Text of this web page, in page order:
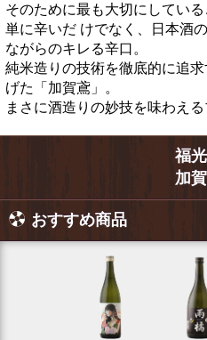
そのために最も大切にしている
単に辛いだ けでなく、日本酒
ながらのキレる辛口。
純米造りの技術を徹底的に追
げた「加賀鳶」。
まさに酒造りの妙技を味わえる
福
加
おすすめ商品